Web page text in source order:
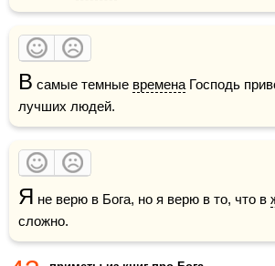
В самые темные времена Господь
лучших людей.
Я не верю в Бога, но я верю в то, что в
сложно.